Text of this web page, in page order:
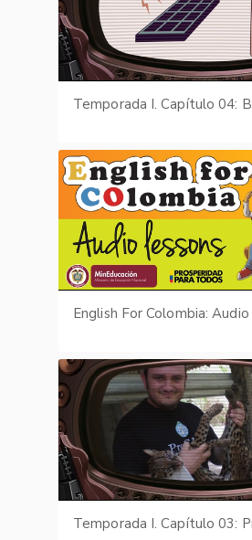
Temporada I. Capítulo 04:
English For Colombia:
Temporada I. Capítulo 03: